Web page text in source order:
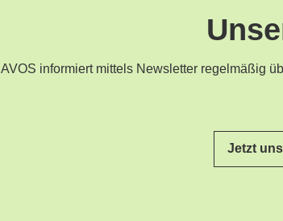
AVOS informiert mittels Newsletter regelmäßig
Jetzt